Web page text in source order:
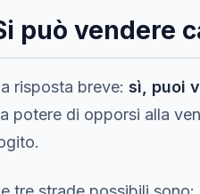
può vendere
risposta breve: sì, puoi
potere di opporsi alla